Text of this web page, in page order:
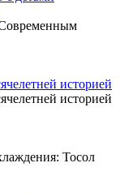
историей
историей
Тосол